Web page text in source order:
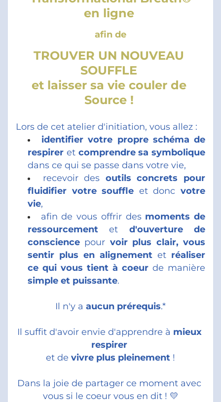
en ligne
afin de
TROUVER UN NOUVEAU
SOUFFLE
et laisser sa vie couler de
Source !
Lors de cet atelier d'initiation, vous allez :
identifier votre propre schéma de
respirer et
dans ce qui se passe dans votre vie,
recevoir des outils concrets pour
fluidifier votre souffle et donc votre
vie,
afin de vous offrir des moments de
ressourcement et d'ouverture de
conscience pour voir plus clair, vous
sentir plus en alignement et réaliser
ce qui vous tient à coeur
simple et puissante.
Il n'y a aucun prérequis.*
Il suffit d'avoir envie d'apprendre à mieux
respirer
et de vivre plus pleinement !
Dans la joie de partager ce moment avec
vous si le coeur vous en dit ! 💛